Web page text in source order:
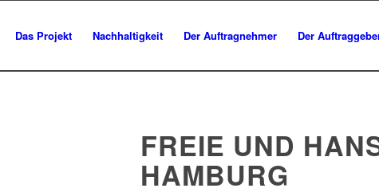
Das Projekt Nachhaltigkeit Der Auftragnehmer Der
FREIE UND
HAMBURG